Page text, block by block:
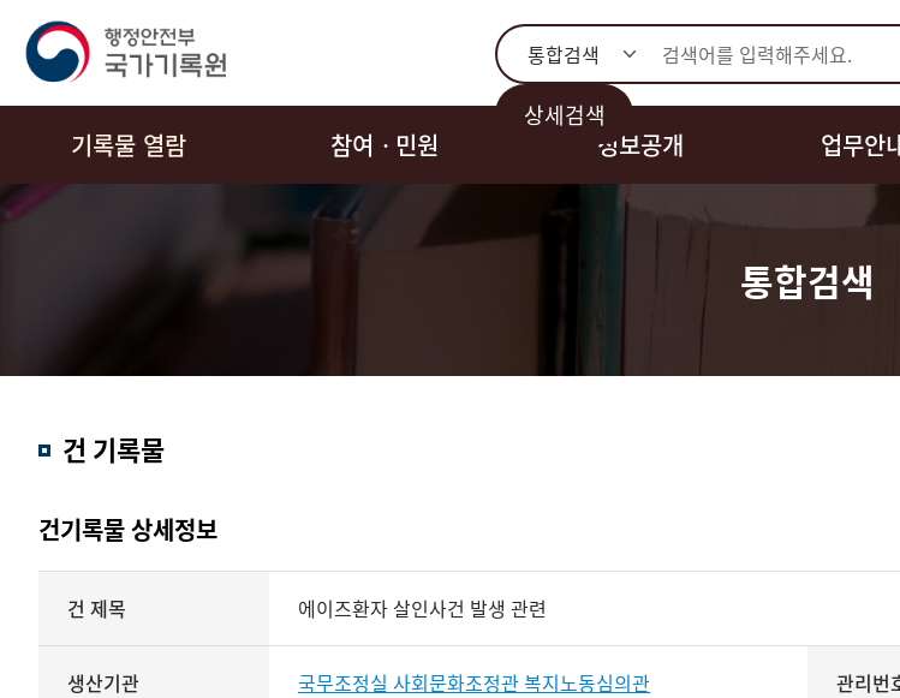
통합검색
상세검색
기록물 열람 참여ㆍ민원 정보공개 업무안
통합검색
검색건 기록물
건기록물 상세정보
건 제목 에이즈환자 살인사건 발생 관련
생산기관 국무조정실 사회문화조정관 복지노동심의관 관리번